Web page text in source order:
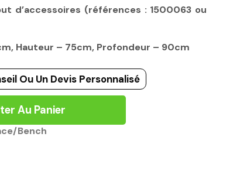
d’accessoires (références : 1500063 ou
Hauteur – 75cm, Profondeur – 90cm
Ou Un Devis Personnalisé
Au Panier
Bench